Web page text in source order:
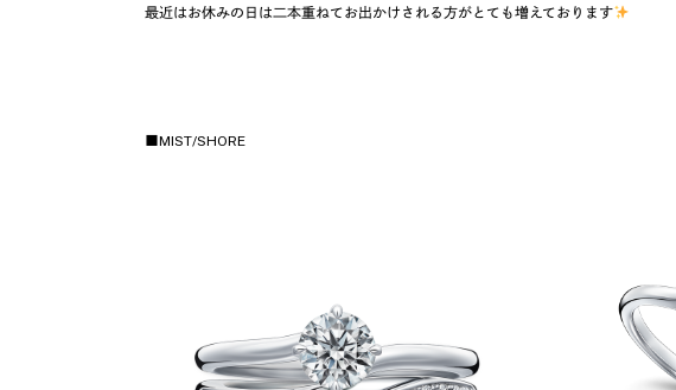
最近はお休みの日は二本重ねてお出かけされる方がとても増えております
■MIST/SHORE